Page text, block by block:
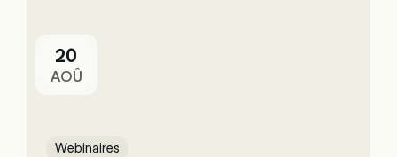
20
AOÛ
Webinaires